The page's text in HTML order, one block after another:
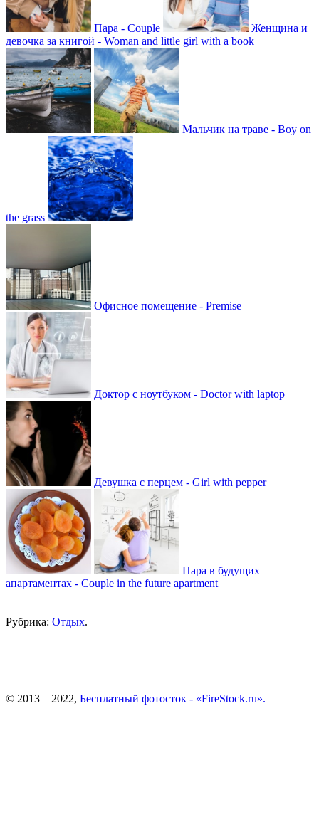
Пара - Couple
Женщина и
девочка за книгой - Woman and little girl with a book
Мальчик на траве - Boy on
the grass
Офисное помещение - Premise
Доктор с ноутбуком - Doctor with laptop
Девушка с перцем - Girl with pepper
Пара в будущих
апартаментах - Couple in the future apartment
Рубрика: Отдых.
© 2013 – 2022, Бесплатный фотосток - «FireStock.ru».